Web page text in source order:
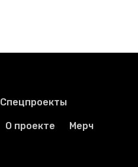
Спецпроекты
О проекте Мерч